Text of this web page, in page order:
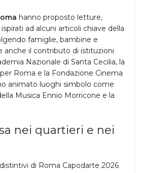
hanno proposto letture,
ad alcuni articoli chiave della
famiglie, bambine e
anche il contributo di istituzioni
Nazionale di Santa Cecilia, la
Roma e la Fondazione Cinema
animato luoghi simbolo come
Musica Ennio Morricone e la
nei quartieri e nei
di Roma Capodarte 2026